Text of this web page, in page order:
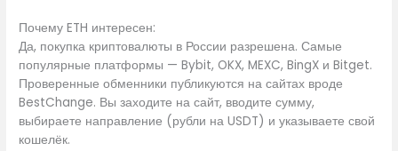
Почему ETH интересен:
Да, покупка криптовалюты в России разрешена. Самые
популярные платформы — Bybit, OKX, MEXC, BingX и Bitget.
Проверенные обменники публикуются на сайтах вроде
BestChange. Вы заходите на сайт, вводите сумму,
выбираете направление (рубли на USDT) и указываете свой
кошелёк.